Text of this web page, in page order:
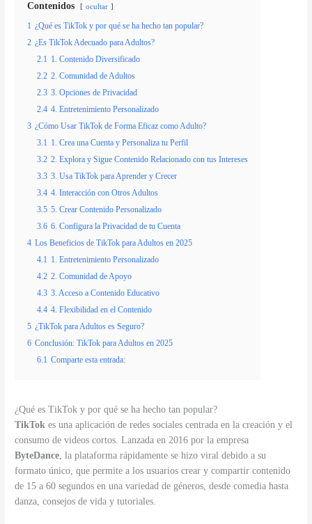
Contenidos ocultar
1 ¿Qué es TikTok y por qué se ha hecho tan popular?
2 ¿Es TikTok Adecuado para Adultos?
2.1 1. Contenido Diversificado
2.2 2. Comunidad de Adultos
2.3 3. Opciones de Privacidad
2.4 4. Entretenimiento Personalizado
3 ¿Cómo Usar TikTok de Forma Eficaz como Adulto?
3.1 1. Crea una Cuenta y Personaliza tu Perfil
3.2 2. Explora y Sigue Contenido Relacionado con tus Intereses
3.3 3. Usa TikTok para Aprender y Crecer
3.4 4. Interacción con Otros Adultos
3.5 5. Crear Contenido Personalizado
3.6 6. Configura la Privacidad de tu Cuenta
4 Los Beneficios de TikTok para Adultos en 2025
4.1 1. Entretenimiento Personalizado
4.2 2. Comunidad de Apoyo
4.3 3. Acceso a Contenido Educativo
4.4 4. Flexibilidad en el Contenido
5 ¿TikTok para Adultos es Seguro?
6 Conclusión: TikTok para Adultos en 2025
6.1 Comparte esta entrada:
¿Qué es TikTok y por qué se ha hecho tan popular?
TikTok es una aplicación de redes sociales centrada en la creación y el
consumo de videos cortos. Lanzada en 2016 por la empresa
ByteDance, la plataforma rápidamente se hizo viral debido a su
formato único, que permite a los usuarios crear y compartir contenido
de 15 a 60 segundos en una variedad de géneros, desde comedia hasta
danza, consejos de vida y tutoriales.